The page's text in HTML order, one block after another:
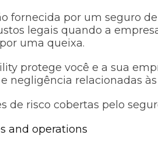
fornecida por um seguro
legais quando a
uma queixa.
protege você e a sua
negligência relacionadas
de risco cobertas pelo
and operations